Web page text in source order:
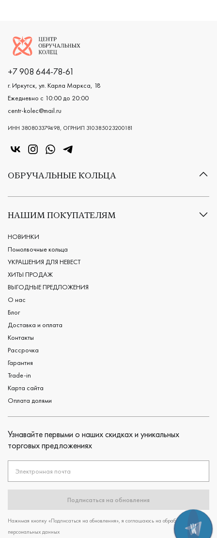
Логотип компании
+7 908 644-78-61
г. Иркутск, ул. Карла Маркса, 18
Ежедневно с 10:00 до 20:00
centr-kolec@mail.ru
ИНН 380803379498, ОГРНИП 310385023200181
«Центр колец» в VK
«Центр колец» в Instagram
«Центр колец» в Whatsapp
«Центр колец» в Telegram
ОБРУЧАЛЬНЫЕ КОЛЬЦА
Все обручальные кольца
Европейские обручальные кольца
Мужские обручальные кольца
Женские обручальные кольца
Обручальные кольца из платины
Дизайнерские обручальные кольца
Черные обручальные кольца
НАШИМ ПОКУПАТЕЛЯМ
НОВИНКИ
Помолвочные кольца
УКРАШЕНИЯ ДЛЯ НЕВЕСТ
ХИТЫ ПРОДАЖ
ВЫГОДНЫЕ ПРЕДЛОЖЕНИЯ
О нас
Блог
Доставка и оплата
Контакты
Рассрочка
Гарантия
Trade-in
Карта сайта
Оплата долями
Узнавайте первыми о наших скидках и уникальных
торговых предложениях
Электронная почта
Подписаться на обновления
Нажимая кнопку «Подписаться на обновления», я соглашаюсь на обработку
персональных данных